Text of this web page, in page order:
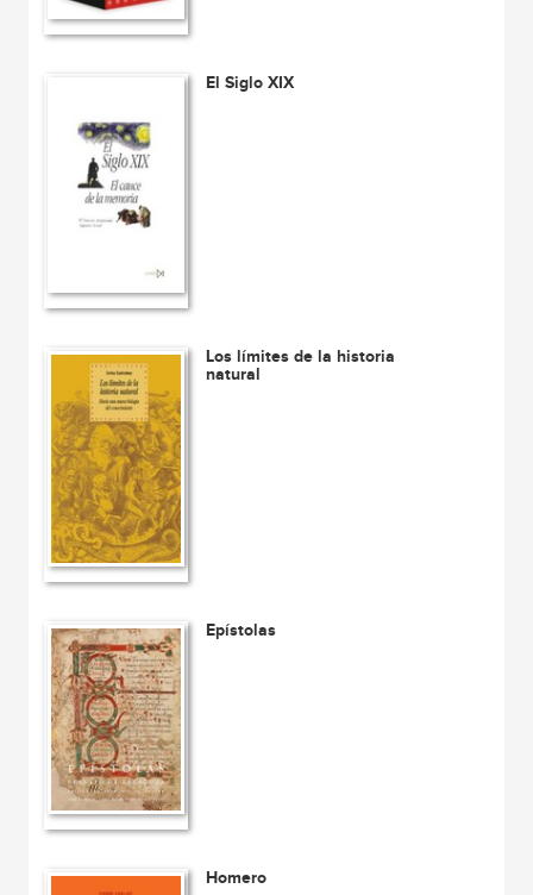
El Siglo XIX
Los límites de la historia
natural
Epístolas
Homero